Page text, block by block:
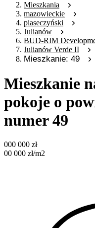
Mieszkania
mazowieckie
piaseczyński
Julianów
BUD-RIM
Julianów Verde II
Mieszkanie: 49
Mieszkanie
pokoje o
numer 49
000 000 zł
00 000 zł/m2